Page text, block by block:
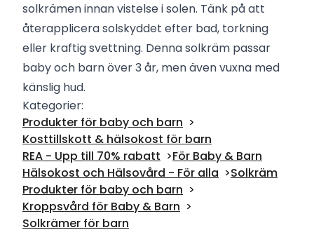
solkrämen innan vistelse i solen. Tänk på att
återapplicera solskyddet efter bad, torkning
eller kraftig svettning. Denna solkräm passar
baby och barn över 3 år, men även vuxna med
känslig hud.
Kategorier:
Produkter för baby och barn
Kosttillskott & hälsokost för barn
REA - Upp till 70% rabatt
För Baby & Barn
Hälsokost och Hälsovård - För alla
Solkräm
Produkter för baby och barn
Kroppsvård för Baby & Barn
Solkrämer för barn